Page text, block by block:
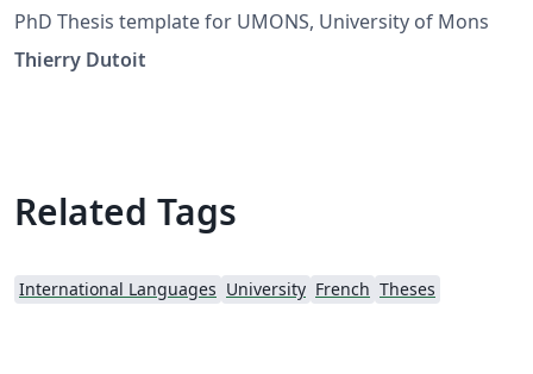
PhD Thesis template for UMONS, University of Mons
Thierry Dutoit
Related Tags
International Languages University French Theses